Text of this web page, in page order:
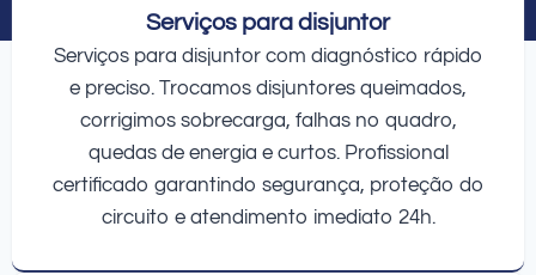
Serviços para disjuntor
Serviços para disjuntor com diagnóstico rápido
e preciso. Trocamos disjuntores queimados,
corrigimos sobrecarga, falhas no quadro,
quedas de energia e curtos. Profissional
certificado garantindo segurança, proteção do
circuito e atendimento imediato 24h.